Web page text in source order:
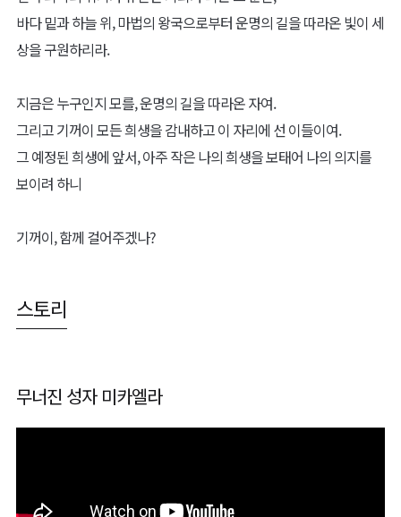
바다 밑과 하늘 위, 마법의 왕국으로부터 운명의 길을 따라온 빛이 세
상을 구원하리라.
지금은 누구인지 모를, 운명의 길을 따라온 자여.
그리고 기꺼이 모든 희생을 감내하고 이 자리에 선 이들이여.
그 예정된 희생에 앞서, 아주 작은 나의 희생을 보태어 나의 의지를
보이려 하니
기꺼이, 함께 걸어주겠나?
스토리
무너진 성자 미카엘라